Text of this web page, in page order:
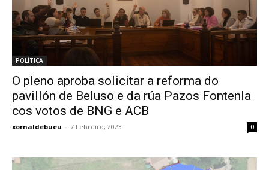
POLÍTICA
O pleno aproba solicitar a reforma do
pavillón de Beluso e da rúa Pazos Fontenla
cos votos de BNG e ACB
xornaldebueu - 7 Febreiro, 2023 0